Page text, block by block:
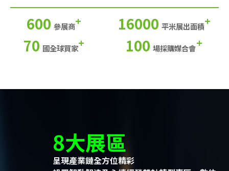
600 參展商+ 16000 平米展出面積+
70 國全球買家+ 100 場採購媒合會+
8大展區
呈現產業鏈全方位精彩